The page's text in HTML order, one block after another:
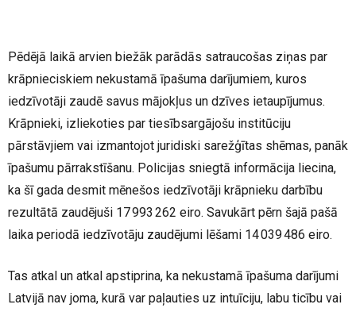
Pēdējā laikā arvien biežāk parādās satraucošas ziņas par
krāpnieciskiem nekustamā īpašuma darījumiem, kuros
iedzīvotāji zaudē savus mājokļus un dzīves ietaupījumus.
Krāpnieki, izliekoties par tiesībsargājošu institūciju
pārstāvjiem vai izmantojot juridiski sarežģītas shēmas, panāk
īpašumu pārrakstīšanu. Policijas sniegtā informācija liecina,
ka šī gada desmit mēnešos iedzīvotāji krāpnieku darbību
rezultātā zaudējuši 17 993 262 eiro. Savukārt pērn šajā pašā
laika periodā iedzīvotāju zaudējumi lēšami 14 039 486 eiro.
Tas atkal un atkal apstiprina, ka nekustamā īpašuma darījumi
Latvijā nav joma, kurā var paļauties uz intuīciju, labu ticību vai